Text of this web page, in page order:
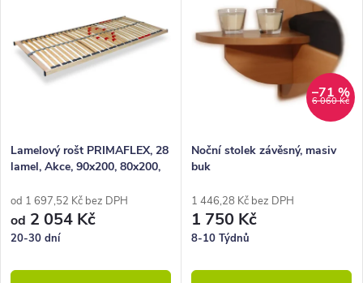
Lamelový rošt PRIMAFLEX, 28
lamel, Akce, 90x200, 80x200,
od 1 697,52 Kč bez DPH
od 2 054 Kč
20-30 dní
6 060 Kč
–71 %
Noční stolek závěsný, masiv
buk
1 446,28 Kč bez DPH
1 750 Kč
8-10 Týdnů